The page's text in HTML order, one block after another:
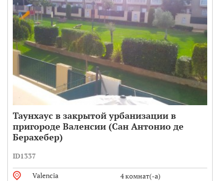
Таунхаус в закрытой урбанизации в
пригороде Валенсии (Сан Антонио де
Берахебер)
ID1337
Valencia
4 комнат(-а)